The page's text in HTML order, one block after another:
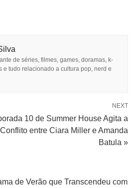
de séries, filmes, games, doramas, k-
e tudo relacionado a cultura pop, nerd e
NEXT
10 de Summer House Agita a
entre Ciara Miller e Amanda
Batula »
de Verão que Transcendeu com